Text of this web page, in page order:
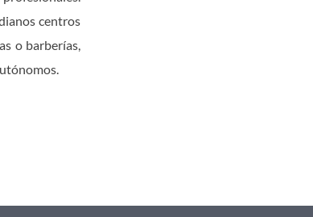
centros
o barberías,